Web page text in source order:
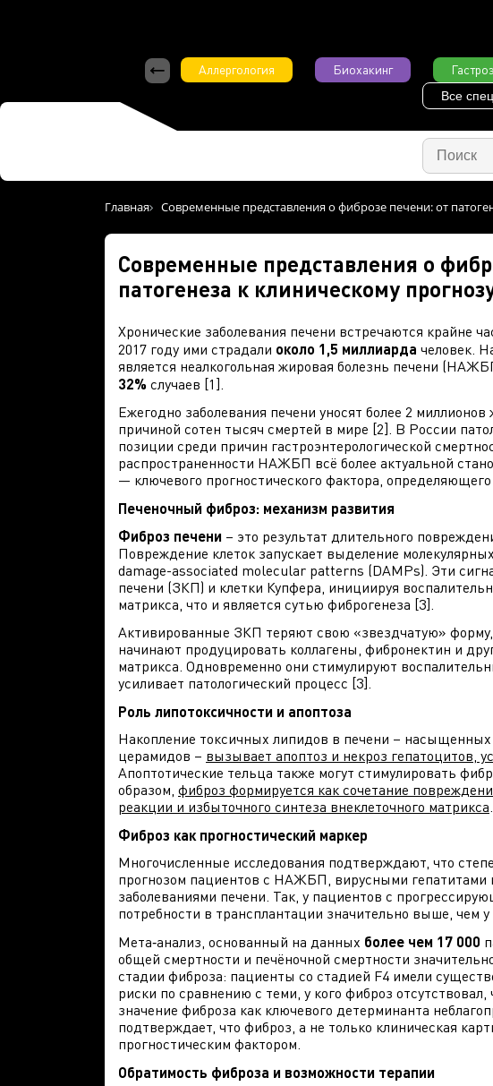
Аллергология
Биохакинг
Все
Главная Современные представления о фиброзе печени: от
Современные представления о
патогенеза к клиническому
Хронические заболевания печени встречаются крайне
2017 году ими страдали около 1,5 миллиарда человек.
является неалкогольная жировая болезнь печени
32% случаев [1].
Ежегодно заболевания печени уносят более 2
причиной сотен тысяч смертей в мире [2]. В России
позиции среди причин гастроэнтерологической
распространенности НАЖБП всё более актуальной
— ключевого прогностического фактора,
Печеночный фиброз: механизм развития
Фиброз печени – это результат длительного
Повреждение клеток запускает выделение
damage-associated molecular patterns (DAMPs). Эти
печени (ЗКП) и клетки Купфера, инициируя
матрикса, что и является сутью фиброгенеза [3].
Активированные ЗКП теряют свою «звездчатую»
начинают продуцировать коллагены, фибронектин и
матрикса. Одновременно они стимулируют
усиливает патологический процесс [3].
Роль липотоксичности и апоптоза
Накопление токсичных липидов в печени –
церамидов – вызывает апоптоз и некроз гепатоцитов,
Апоптотические тельца также могут стимулировать
образом, фиброз формируется как сочетание
реакции и избыточного синтеза внеклеточного матрикса.
Фиброз как прогностический маркер
Многочисленные исследования подтверждают, что
прогнозом пациентов с НАЖБП, вирусными гепатитами
заболеваниями печени. Так, у пациентов с
потребности в трансплантации значительно выше, чем
Метa‑анализ, основанный на данных более чем 17 000
общей смертности и печёночной смертности
стадии фиброза: пациенты со стадией F4 имели
риски по сравнению с теми, у кого фиброз отсутствовал,
значение фиброза как ключевого детерминанта
подтверждает, что фиброз, а не только клиническая
прогностическим фактором.
Обратимость фиброза и возможности терапии